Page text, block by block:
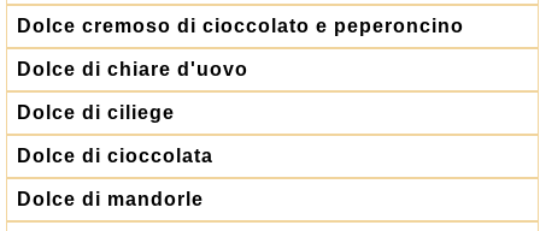
Dolce cremoso di cioccolato e peperoncino
Dolce di chiare d'uovo
Dolce di ciliege
Dolce di cioccolata
Dolce di mandorle